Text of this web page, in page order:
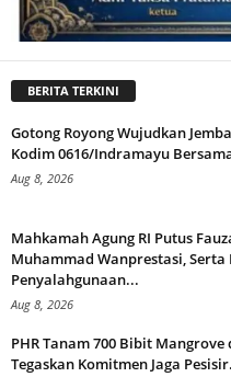
BERITA TERKINI
Gotong Royong Wujudkan
Kodim 0616/Indramayu
Aug 8, 2026
Mahkamah Agung RI Putus
Muhammad Wanprestasi, Serta
Penyalahgunaan...
Aug 8, 2026
PHR Tanam 700 Bibit Mangrove
Tegaskan Komitmen Jaga